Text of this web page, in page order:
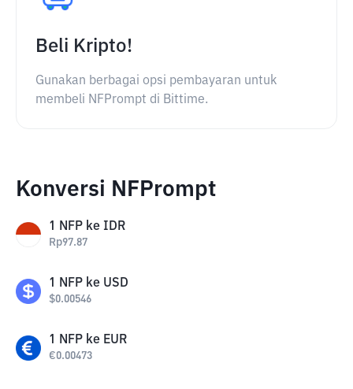
Beli Kripto!
Gunakan berbagai opsi pembayaran untuk
membeli NFPrompt di Bittime.
Konversi NFPrompt
1 NFP ke IDR
Rp97.87
1 NFP ke USD
$0.00546
1 NFP ke EUR
€0.00473